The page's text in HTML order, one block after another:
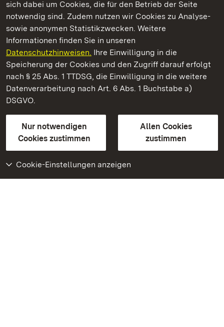
sich dabei um Cookies, die für den Betrieb der Seite
notwendig sind. Zudem nutzen wir Cookies zu Analyse-
sowie anonymen Statistikzwecken. Weitere
Informationen finden Sie in unseren
Datenschutzhinweisen. Ihre Einwilligung in die
Speicherung der Cookies und den Zugriff darauf erfolgt
nach § 25 Abs. 1 TTDSG, die Einwilligung in die weitere
Datenverarbeitung nach Art. 6 Abs. 1 Buchstabe a)
DSGVO.
Nur notwendigen
Cookies zustimmen
Allen Cookies
zustimmen
Cookie-Einstellungen anzeigen
Staatliche Schlösser und Gärten Baden‑Württemberg
Staatliche Schlösser und Gärten Baden-Württemberg
Kontakt
GebärdenspracheLeichte Sprache
Erklärung zur Barrierefreiheit
BITV-konform (geprüfte Seiten)
Weiteres